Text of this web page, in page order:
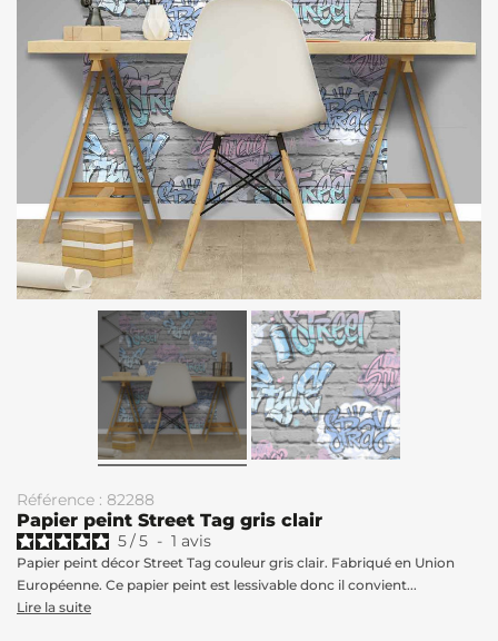
Référence : 82288
Papier peint Street Tag gris clair
5/5 - 1 avis
Papier peint décor Street Tag couleur gris clair. Fabriqué en Union
Européenne. Ce papier peint est lessivable donc il convient...
Lire la suite